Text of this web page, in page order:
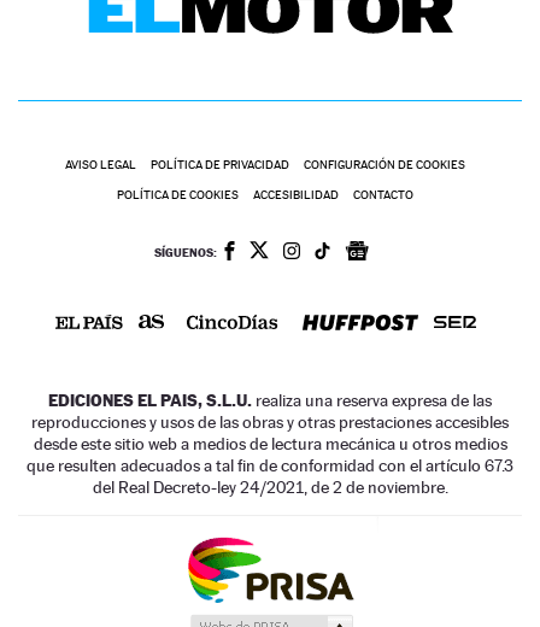
AVISO LEGAL POLÍTICA DE PRIVACIDAD CONFIGURACIÓN DE COOKIES
POLÍTICA DE COOKIES ACCESIBILIDAD CONTACTO
SÍGUENOS:
EDICIONES EL PAIS, S.L.U. realiza una reserva expresa de las
reproducciones y usos de las obras y otras prestaciones accesibles
desde este sitio web a medios de lectura mecánica u otros medios
que resulten adecuados a tal fin de conformidad con el artículo 67.3
del Real Decreto-ley 24/2021, de 2 de noviembre.